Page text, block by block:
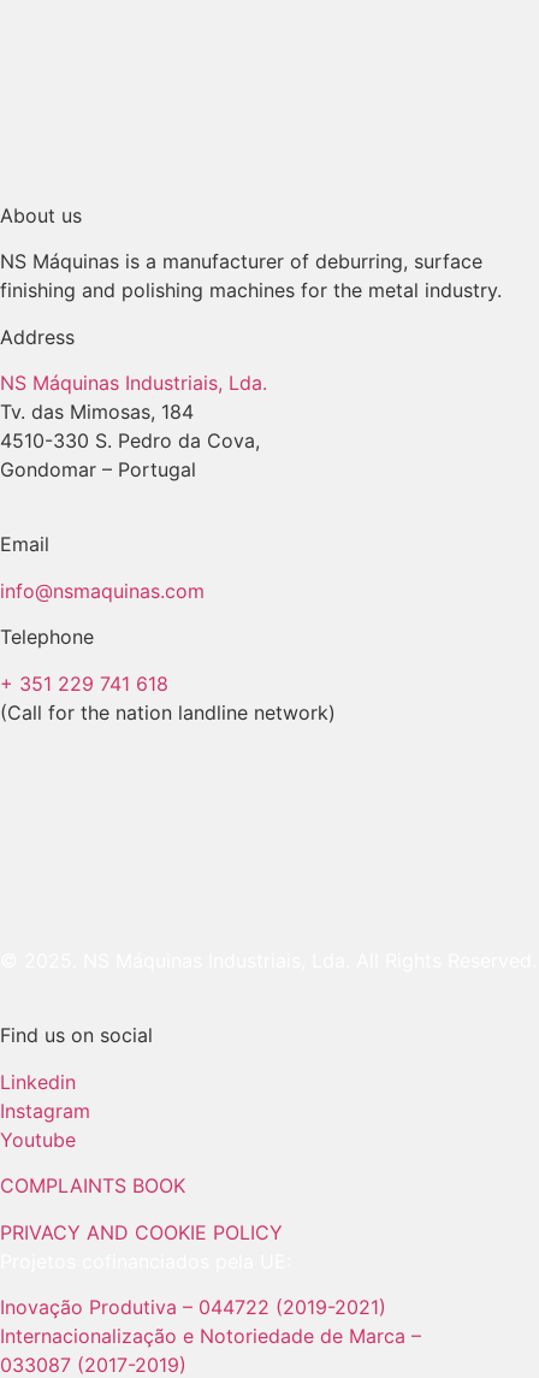
About us
NS Máquinas is a manufacturer of deburring, surface
finishing and polishing machines for the metal industry.
Address
NS Máquinas Industriais, Lda.
Tv. das Mimosas, 184
4510-330 S. Pedro da Cova,
Gondomar – Portugal
Email
info@nsmaquinas.com
Telephone
+ 351 229 741 618
(Call for the nation landline network)
Find us on social
Linkedin
Instagram
Youtube
COMPLAINTS BOOK
PRIVACY AND COOKIE POLICY
Inovação Produtiva – 044722 (2019-2021)
Internacionalização e Notoriedade de Marca –
033087 (2017-2019)